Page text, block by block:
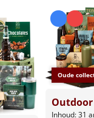
Oude
Inhoud: 31